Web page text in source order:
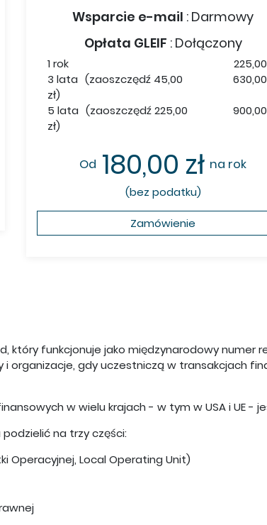
Wsparcie e-mail : Darmowy
Opłata GLEIF : Dołączony
1 rok
3 lata (zaoszczędź 45,00
zł)
5 lata (zaoszczędź 225,00
zł)
Od 180,00 zł na rok
(bez podatku)
Zamówienie
który funkcjonuje jako międzynarodowy numer
organizacje, gdy uczestniczą w transakcjach
w wielu krajach - w tym w USA i UE -
podzielić na trzy części:
Operacyjnej, Local Operating Unit)